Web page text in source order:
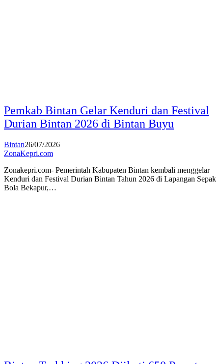
Pemkab Bintan Gelar Kenduri dan Festival
Durian Bintan 2026 di Bintan Buyu
Bintan26/07/2026
ZonaKepri.com
Zonakepri.com- Pemerintah Kabupaten Bintan kembali menggelar
Kenduri dan Festival Durian Bintan Tahun 2026 di Lapangan Sepak
Bola Bekapur,…